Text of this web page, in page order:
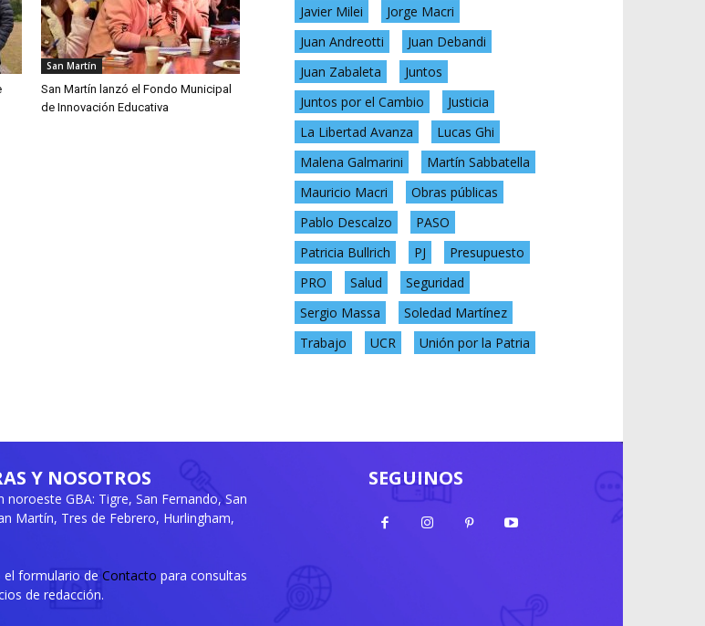
San Martín
San Martín lanzó el Fondo Municipal
de Innovación Educativa
Javier Milei
Jorge Macri
Juan Andreotti
Juan Debandi
Juan Zabaleta
Juntos
Juntos por el Cambio
Justicia
La Libertad Avanza
Lucas Ghi
Malena Galmarini
Martín Sabbatella
Mauricio Macri
Obras públicas
Pablo Descalzo
PASO
Patricia Bullrich
PJ
Presupuesto
PRO
Salud
Seguridad
Sergio Massa
Soledad Martínez
Trabajo
UCR Unión por la Patria
Y NOSOTROS
GBA: Tigre, San Fernando, San
Martín, Tres de Febrero, Hurlingham,
el formulario de Contacto para consultas
de redacción.
SEGUINOS